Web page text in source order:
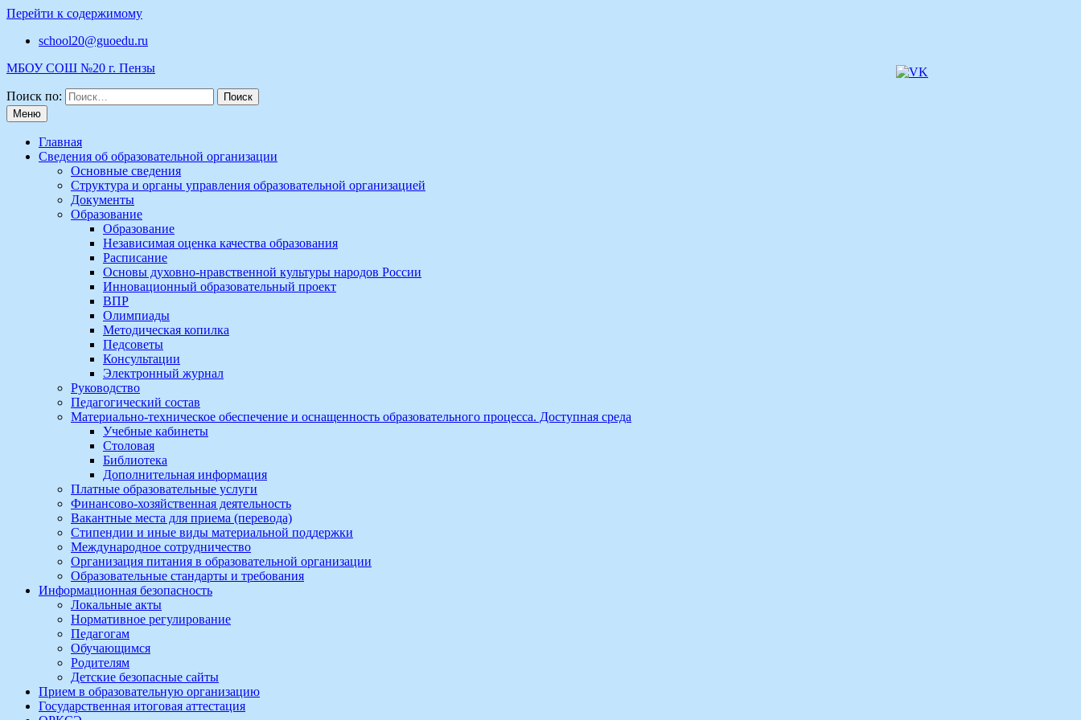
Перейти к содержимому
school20@guoedu.ru
МБОУ СОШ №20 г. Пензы
Поиск по:
Меню
Главная
Сведения об образовательной организации
Основные сведения
Структура и органы управления образовательной организацией
Документы
Образование
Образование
Независимая оценка качества образования
Расписание
Основы духовно-нравственной культуры народов России
Инновационный образовательный проект
ВПР
Олимпиады
Методическая копилка
Педсоветы
Консультации
Электронный журнал
Руководство
Педагогический состав
Материально-техническое обеспечение и оснащенность образовательного процесса. Доступная среда
Учебные кабинеты
Столовая
Библиотека
Дополнительная информация
Платные образовательные услуги
Финансово-хозяйственная деятельность
Вакантные места для приема (перевода)
Стипендии и иные виды материальной поддержки
Международное сотрудничество
Организация питания в образовательной организации
Образовательные стандарты и требования
Информационная безопасность
Локальные акты
Нормативное регулирование
Педагогам
Обучающимся
Родителям
Детские безопасные сайты
Прием в образовательную организацию
Государственная итоговая аттестация